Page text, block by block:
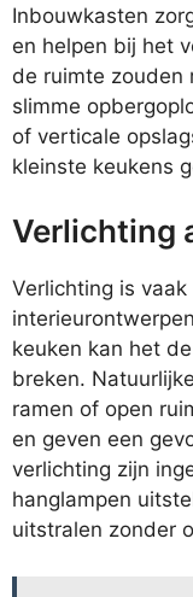
Inbouwkasten
en helpen bij het
de ruimte zouden
slimme
of verticale
kleinste keukens
Verlichting
Verlichting is
keuken kan het
breken.
ramen of open
en geven een
verlichting zijn
hanglampen
uitstralen zonder